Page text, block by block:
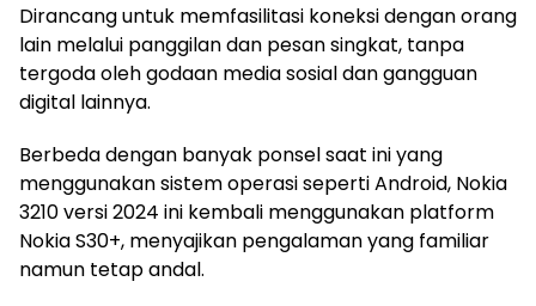
Dirancang untuk memfasilitasi koneksi dengan orang
lain melalui panggilan dan pesan singkat, tanpa
tergoda oleh godaan media sosial dan gangguan
digital lainnya.
Berbeda dengan banyak ponsel saat ini yang
menggunakan sistem operasi seperti Android, Nokia
3210 versi 2024 ini kembali menggunakan platform
Nokia S30+, menyajikan pengalaman yang familiar
namun tetap andal.